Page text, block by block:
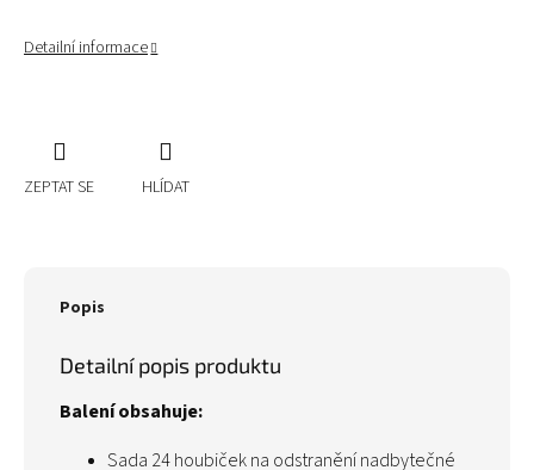
Detailní informace
ZEPTAT SE HLÍDAT
Popis
Detailní popis produktu
Balení obsahuje:
Sada 24 houbiček na odstranění nadbytečné